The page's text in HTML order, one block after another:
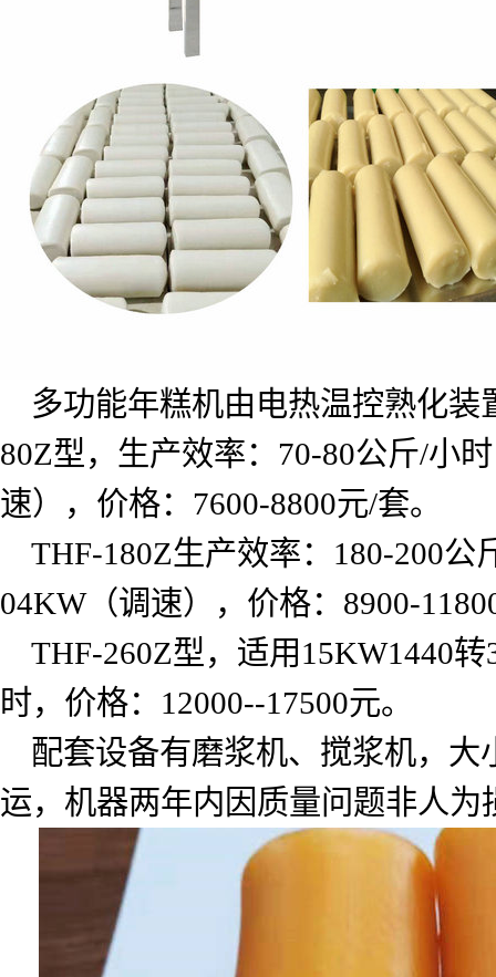
多功能年糕机由电热温控熟化
80Z型，生产效率： 70-80公斤/小
速），价格： 7600-8800元/套。
THF-180Z生产效率： 180-200公
04KW（调速），价格： 8900-
THF-260Z型，适用 15KW1440转
时，价格： 12000--17500元。
配套设备有磨浆机、搅浆机，
运，机器两年内因质量问题非人